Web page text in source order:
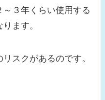
３年くらい使用する
ます。
スクがあるのです。